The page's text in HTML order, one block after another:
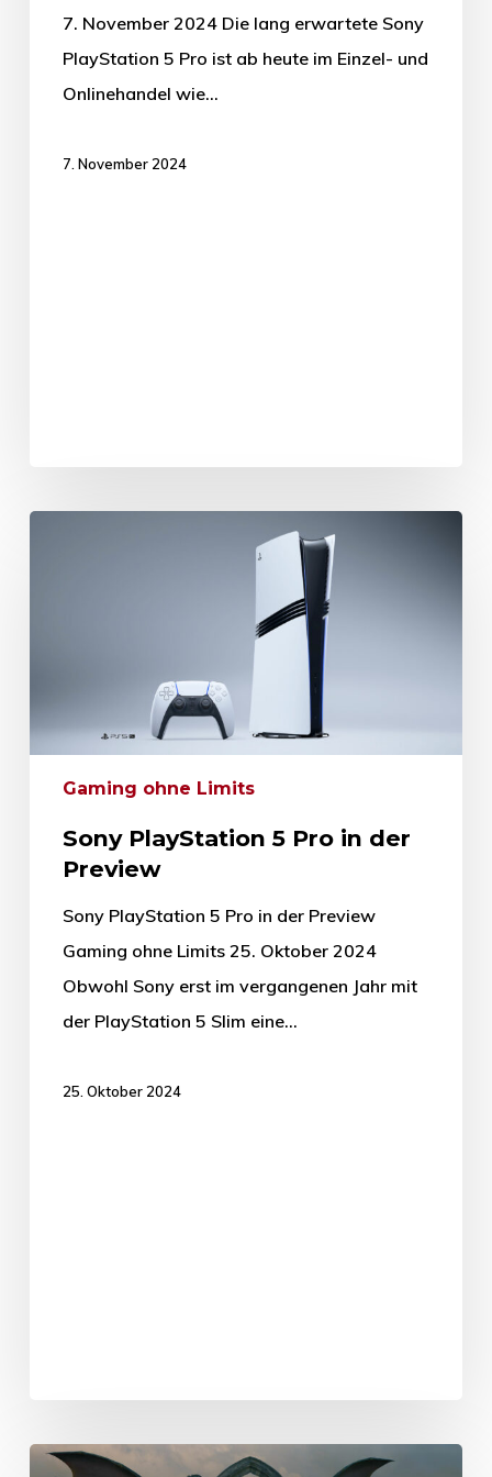
7. November 2024 Die lang erwartete Sony
PlayStation 5 Pro ist ab heute im Einzel- und
Onlinehandel wie…
7. November 2024
Gaming ohne Limits
Sony PlayStation 5 Pro in der
Preview
Sony PlayStation 5 Pro in der Preview
Gaming ohne Limits 25. Oktober 2024
Obwohl Sony erst im vergangenen Jahr mit
der PlayStation 5 Slim eine…
25. Oktober 2024